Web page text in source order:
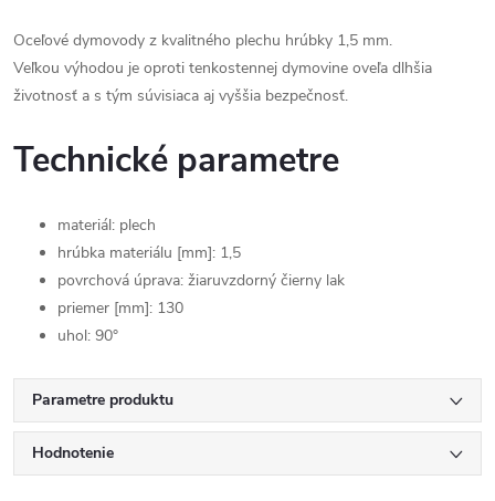
Oceľové dymovody z kvalitného plechu hrúbky 1,5 mm.
Veľkou výhodou je oproti tenkostennej dymovine oveľa dlhšia
životnosť a s tým súvisiaca aj vyššia bezpečnosť.
Technické parametre
materiál: plech
hrúbka materiálu [mm]: 1,5
povrchová úprava: žiaruvzdorný čierny lak
priemer [mm]: 130
uhol: 90°
Parametre produktu
Hodnotenie